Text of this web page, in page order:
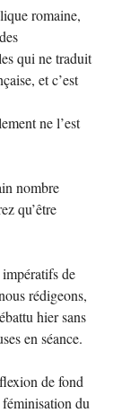
romaine,
qui ne traduit
et c’est
ne l’est
nombre
qu’être
de
rédigeons,
hier sans
en séance.
de fond
du